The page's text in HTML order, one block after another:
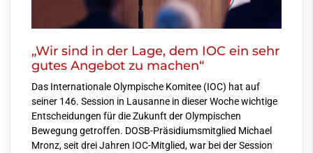
„Wir sind in der Lage, dem IOC ein sehr
gutes Angebot zu machen“
Das Internationale Olympische Komitee (IOC) hat auf
seiner 146. Session in Lausanne in dieser Woche wichtige
Entscheidungen für die Zukunft der Olympischen
Bewegung getroffen. DOSB-Präsidiumsmitglied Michael
Mronz, seit drei Jahren IOC-Mitglied, war bei der Session